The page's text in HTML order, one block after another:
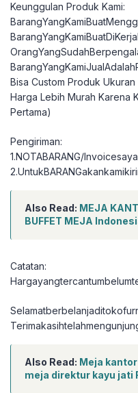
Keunggulan Produk Kami:
Bisa Custom Produk Ukuran
Harga Lebih Murah Karena
Pertama)
Pengiriman:
1.NOTABARANG/
Also Read: MEJA
BUFFET MEJA
Catatan:
Also Read: Meja
meja direktur kayu jati